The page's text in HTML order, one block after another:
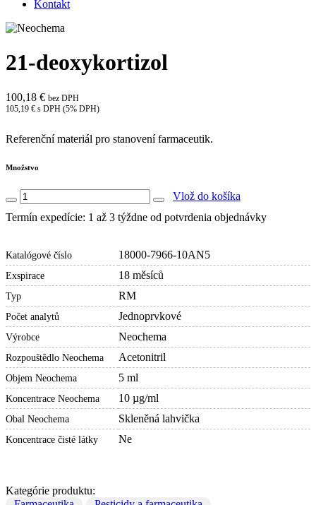
Kontakt
21-deoxykortizol
100,18 € bez DPH
105,19 € s DPH (5% DPH)
Referenční materiál pro stanovení farmaceutik.
Množstvo
Vlož do košíka
Termín expedície: 1 až 3 týždne od potvrdenia objednávky
Katalógové číslo 18000-7966-10AN5
Exspirace 18 měsíců
Typ RM
Počet analytů Jednoprvkové
Výrobce Neochema
Rozpouštědlo Neochema Acetonitril
Objem Neochema 5 ml
Koncentrace Neochema 10 µg/ml
Obal Neochema Skleněná lahvička
Koncentrace čisté látky Ne
Kategórie produktu: